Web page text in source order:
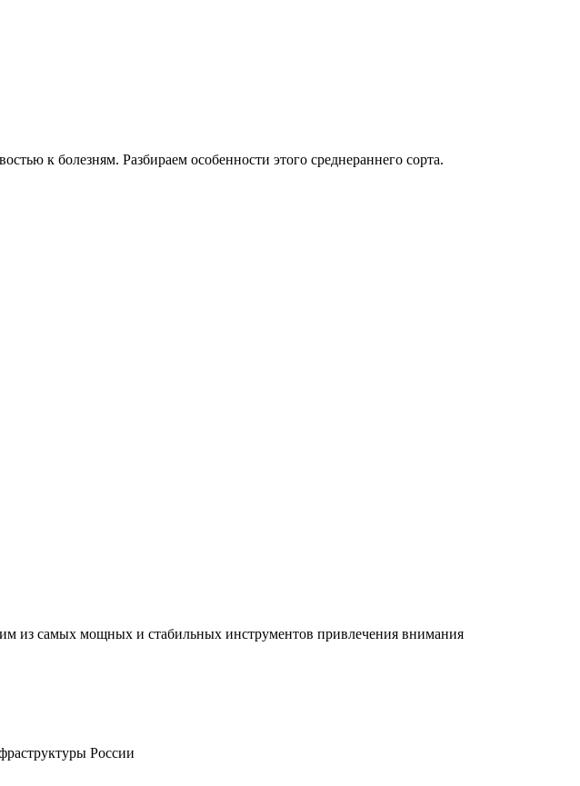
к болезням. Разбираем особенности этого среднераннего сорта.
из самых мощных и стабильных инструментов привлечения внимания
России